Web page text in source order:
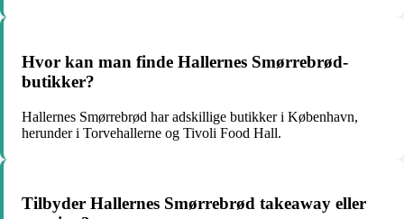
Hvor kan man finde Hallernes Smørrebrød-
butikker?
Hallernes Smørrebrød har adskillige butikker i København,
herunder i Torvehallerne og Tivoli Food Hall.
Tilbyder Hallernes Smørrebrød takeaway eller